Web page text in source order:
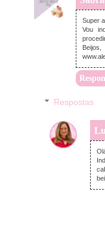
Super
Vou
Beijos,
Respostas